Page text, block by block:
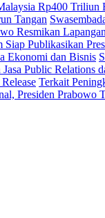
Rp400 Triliun
Tangan
Resmikan
Siap Publikasikan
Ekonomi dan Bisnis
Public Relations
Terkait
Presiden Prabowo